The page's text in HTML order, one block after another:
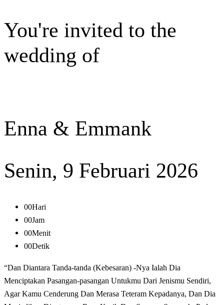
You're invited to the
wedding of
Enna & Emmank
Senin, 9 Februari 2026
00Hari
00Jam
00Menit
00Detik
“Dan Diantara Tanda-tanda (Kebesaran) -Nya Ialah Dia
Menciptakan Pasangan-pasangan Untukmu Dari Jenismu Sendiri,
Agar Kamu Cenderung Dan Merasa Teteram Kepadanya, Dan Dia